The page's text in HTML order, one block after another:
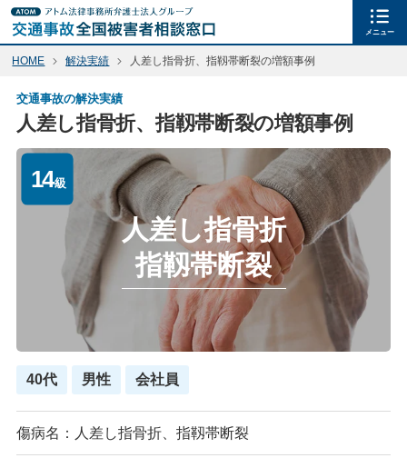
メニュー
HOME 解決実績 人差し指骨折、指靱帯断裂の増額事例
交通事故の解決実績
人差し指骨折、指靱帯断裂の増額事例
14級
人差し指骨折
指靱帯断裂
40代 男性 会社員
傷病名：人差し指骨折、指靱帯断裂